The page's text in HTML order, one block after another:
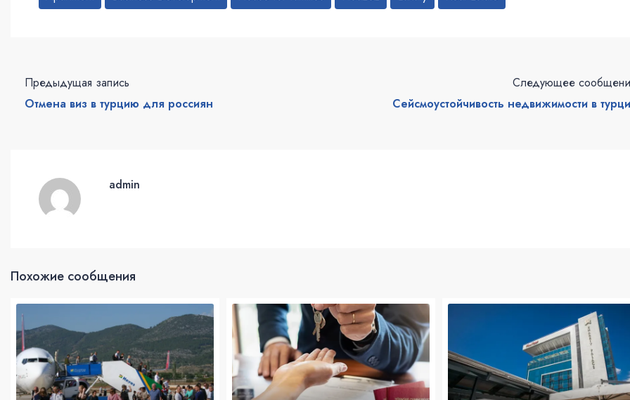
Предыдущая запись
Отмена виз в турцию для россиян
Следующее
Сейсмоустойчивость недвижимости в
admin
Похожие сообщения